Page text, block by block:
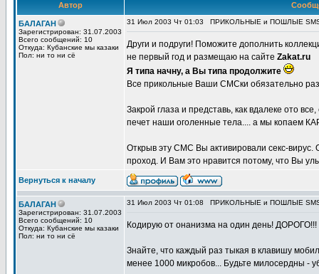
Автор
БАЛАГАН
Зарегистрирован: 31.07.2003
Всего сообщений: 10
Откуда: Кубанские мы казаки
Пол: ни то ни сё
31 Июл 2003 Чт 01:03 ПРИКОЛЬНЫЕ и ПОШЛЫЕ
Други и подруги! Поможите дополнить
не первый год и размещаю на сайте Zakat.ru
Я типа начну, а Вы типа продолжите
Все прикольные Ваши СМСки обязательно
Закрой глаза и представь, как вдалеке ото
печет наши оголенные тела.... а мы копаем
Открыв эту СМС Вы активировали секс-
проход. И Вам это нравится потому, что Вы
Вернуться к началу
БАЛАГАН
Зарегистрирован: 31.07.2003
Всего сообщений: 10
Откуда: Кубанские мы казаки
Пол: ни то ни сё
31 Июл 2003 Чт 01:08 ПРИКОЛЬНЫЕ и ПОШЛЫЕ
Кодирую от онанизма на один день! ДОРОГО!!!
Знайте, что каждый раз тыкая в клавишу
менее 1000 микробов... Будьте милосердны -